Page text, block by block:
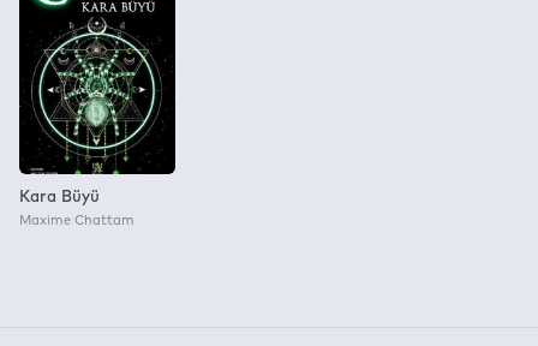
Kara Büyü
Maxime Chattam